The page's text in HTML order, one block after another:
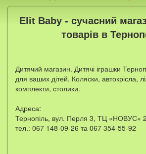
Elit Baby - сучасний
товарів в
Дитячий магазин. Дитячі іграшки
для ваших дітей. Коляски, автокрісла,
комплекти, столики.
Адреса:
Тернопіль, вул. Перля 3, ТЦ «НОВУС»
тел.: 067 148-09-26 та 067 354-55-92